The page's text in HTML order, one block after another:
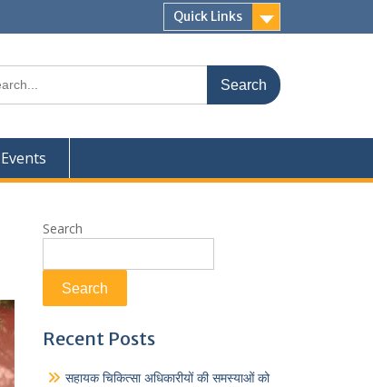
Quick Links
Events
Search
Search
Recent Posts
सहायक चिकित्सा अधिकारीयों की समस्याओं को